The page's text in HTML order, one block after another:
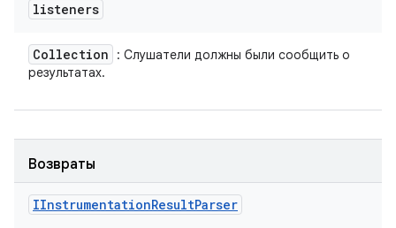
listeners
Collection
: Слушатели должны были сообщить о
результатах.
Возвраты
IInstrumentationResultParser